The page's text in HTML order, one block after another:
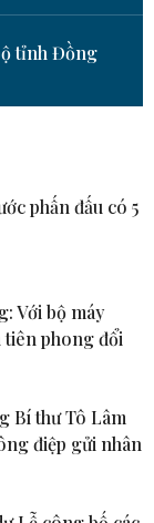
tỉnh Đồng
phấn đấu có 5
Với bộ máy
tiên phong đổi
Bí thư Tô Lâm
điệp gửi nhân